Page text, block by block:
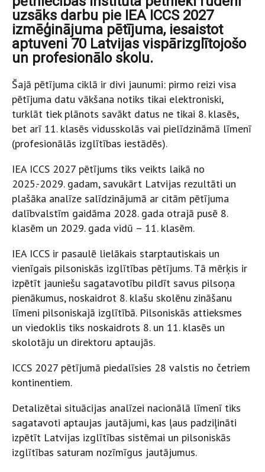
uzsāks darbu pie IEA ICCS 2027
izmēģinājuma pētījuma, iesaistot
aptuveni 70 Latvijas vispārizglītojošo
un profesionālo skolu.
Šajā pētījuma ciklā ir divi jaunumi: pirmo reizi visa
pētījuma datu vākšana notiks tikai elektroniski,
turklāt tiek plānots savākt datus ne tikai 8. klasēs,
bet arī 11. klasēs vidusskolās vai pielīdzināmā līmenī
(profesionālās izglītības iestādēs).
IEA ICCS 2027 pētījums tiks veikts laikā no
2025.-2029. gadam, savukārt Latvijas rezultāti un
plašāka analīze salīdzinājumā ar citām pētījuma
dalībvalstīm gaidāma 2028. gada otrajā pusē 8.
klasēm un 2029. gada vidū – 11. klasēm.
IEA ICCS ir pasaulē lielākais starptautiskais un
vienīgais pilsoniskās izglītības pētījums. Tā mērķis ir
izpētīt jauniešu sagatavotību pildīt savus pilsoņa
pienākumus, noskaidrot 8. klašu skolēnu zināšanu
līmeni pilsoniskajā izglītībā. Pilsoniskās attieksmes
un viedoklis tiks noskaidrots 8. un 11. klasēs un
skolotāju un direktoru aptaujās.
ICCS 2027 pētījumā piedalīsies 28 valstis no četriem
kontinentiem.
Detalizētai situācijas analīzei nacionālā līmenī tiks
sagatavoti aptaujas jautājumi, kas ļaus padziļināti
izpētīt Latvijas izglītības sistēmai un pilsoniskās
izglītības saturam nozīmīgus jautājumus.